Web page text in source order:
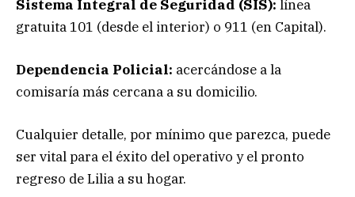
Sistema Integral de Seguridad (SIS): línea
gratuita 101 (desde el interior) o 911 (en Capital).
Dependencia Policial: acercándose a la
comisaría más cercana a su domicilio.
Cualquier detalle, por mínimo que parezca, puede
ser vital para el éxito del operativo y el pronto
regreso de Lilia a su hogar.